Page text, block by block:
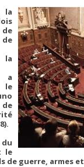
la
a
le
le
de guerre, armes